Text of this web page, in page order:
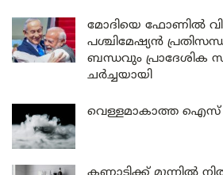
മോദിയെ ഫോണിൽ
പശ്ചിമേഷ്യൻ
ബന്ധവും പ്രാദേശിക
ചർച്ചയായി
വെള്ളമാകാത്ത ഐസ്